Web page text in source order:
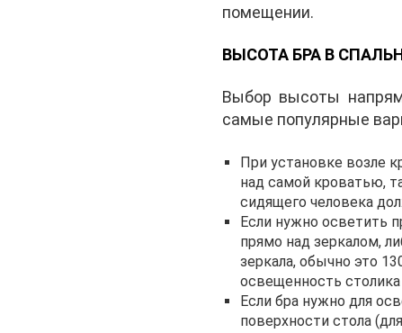
помещении.
ВЫСОТА БРА В
Выбор высоты
самые популярные
При установке возле
над самой кроватью,
сидящего человека
Если нужно осветить
прямо над зеркалом,
зеркала, обычно это
освещенность
Если бра нужно для
поверхности стола